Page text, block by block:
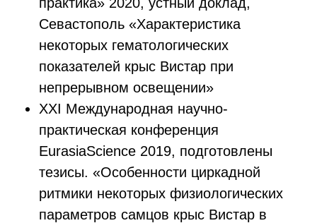
Севастополь «Характеристика
некоторых гематологических
показателей крыс Вистар при
непрерывном освещении»
XXI Международная научно-
практическая конференция
EurasiaScience 2019, подготовлены
тезисы. «Особенности циркадной
ритмики некоторых физиологических
параметров самцов крыс Вистар в